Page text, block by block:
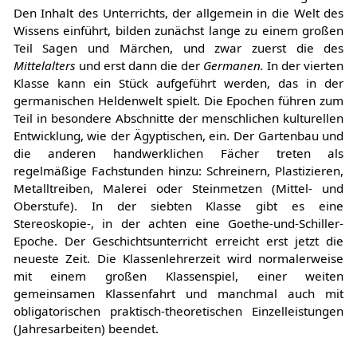
Den Inhalt des Unterrichts, der allgemein in die Welt des
Wissens einführt, bilden zunächst lange zu einem großen
Teil Sagen und Märchen, und zwar zuerst die des
Mittelalters und erst dann die der Germanen. In der vierten
Klasse kann ein Stück aufgeführt werden, das in der
germanischen Heldenwelt spielt. Die Epochen führen zum
Teil in besondere Abschnitte der menschlichen kulturellen
Entwicklung, wie der Ägyptischen, ein. Der Gartenbau und
die anderen handwerklichen Fächer treten als
regelmäßige Fachstunden hinzu: Schreinern, Plastizieren,
Metalltreiben, Malerei oder Steinmetzen (Mittel- und
Oberstufe). In der siebten Klasse gibt es eine
Stereoskopie-, in der achten eine Goethe-und-Schiller-
Epoche. Der Geschichtsunterricht erreicht erst jetzt die
neueste Zeit. Die Klassenlehrerzeit wird normalerweise
mit einem großen Klassenspiel, einer weiten
gemeinsamen Klassenfahrt und manchmal auch mit
obligatorischen praktisch-theoretischen Einzelleistungen
(Jahresarbeiten) beendet.